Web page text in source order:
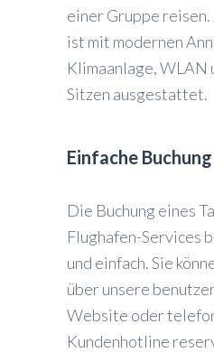
einer Gruppe reisen.
ist mit modernen
Klimaanlage, WLAN
Sitzen ausgestattet.
Einfache Buchung
Die Buchung eines
Flughafen-Services
und einfach. Sie
über unsere
Website oder
Kundenhotline